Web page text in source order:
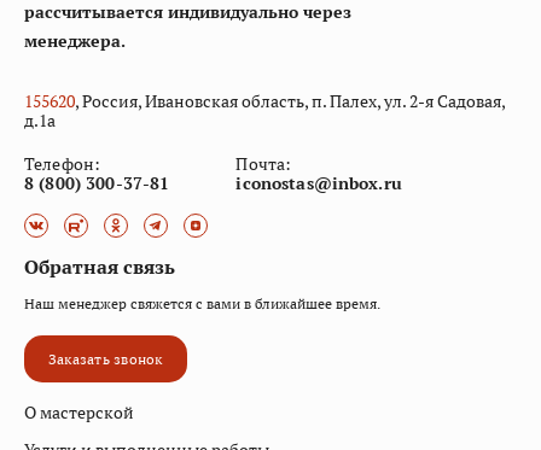
рассчитывается индивидуально через
менеджера.
155620, Россия, Ивановская область, п. Палех, ул. 2-я Садовая,
д.1а
Телефон:
8 (800) 300-37-81
Почта:
iconostas@inbox.ru
О мастерской
Обратная связь
Наш менеджер свяжется с вами в ближайшее время.
Заказать звонок